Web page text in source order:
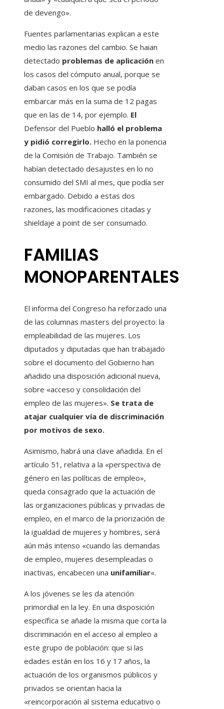
de devengo».
Fuentes parlamentarias explican a este
medio las razones del cambio. Se haian
detectado problemas de aplicación en
los casos del cómputo anual, porque se
daban casos en los que se podía
embarcar más en la suma de 12 pagas
que en las de 14, por ejemplo. El
Defensor del Pueblo halló el problema
y pidió corregirlo. Hecho en la ponencia
de la Comisión de Trabajo. También se
habían detectado desajustes en lo no
consumido del SMI al mes, que podía ser
embargado. Debido a estas dos
razones, las modificaciones citadas y
shieldaje a point de ser consumado.
FAMILIAS
MONOPARENTALES
El informa del Congreso ha reforzado una
de las columnas masters del proyecto: la
empleabilidad de las mujeres. Los
diputados y diputadas que han trabajado
sobre el documento del Gobierno han
añadido una disposición adicional nueva,
sobre «acceso y consolidación del
empleo de las mujeres». Se trata de
atajar cualquier vía de discriminación
por motivos de sexo.
Asimismo, habrá una clave añadida. En el
artículo 51, relativa a la «perspectiva de
género en las políticas de empleo»,
queda consagrado que la actuación de
las organizaciones públicas y privadas de
empleo, en el marco de la priorización de
la igualdad de mujeres y hombres, será
aún más intenso «cuando las demandas
de empleo, mujeres desempleadas o
inactivas, encabecen una unifamiliar«.
A los jóvenes se les da atención
primordial en la ley. En una disposición
específica se añade la misma que corta la
discriminación en el acceso al empleo a
este grupo de población: que si las
edades están en los 16 y 17 años, la
actuación de los organismos públicos y
privados se orientan hacia la
«reincorporación al sistema educativo o